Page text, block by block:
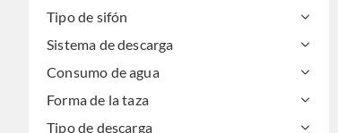
Tipo de sifón
Sistema de descarga
Consumo de agua
Forma de la taza
Tipo de descarga